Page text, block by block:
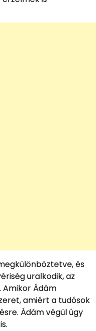
és
uralkodik, az
Ádám
amiért a tudósok
Ádám végül úgy